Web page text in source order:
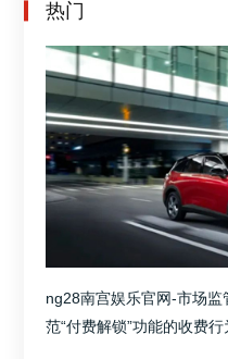
热门
ng28南宫娱乐官网-市场
范“付费解锁”功能的收费行